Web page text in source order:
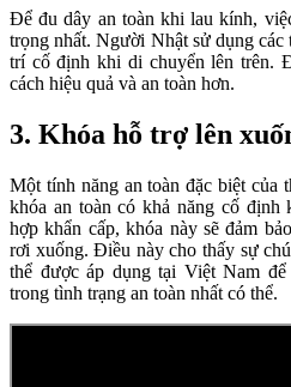
Để đu dây an toàn khi lau kính,
trọng nhất. Người Nhật sử dụng
trí cố định khi di chuyển lên trên.
cách hiệu quả và an toàn hơn.
3. Khóa hỗ trợ lên
Một tính năng an toàn đặc biệt của
khóa an toàn có khả năng cố
hợp khẩn cấp, khóa này sẽ đảm
rơi xuống. Điều này cho thấy sự
thể được áp dụng tại Việt Nam
trong tình trạng an toàn nhất có thể.